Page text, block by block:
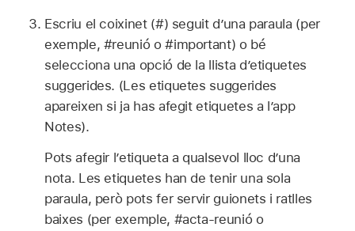
Escriu el coixinet (#) seguit d’una paraula (per
exemple, #reunió o #important) o bé
selecciona una opció de la llista d’etiquetes
suggerides. (Les etiquetes suggerides
apareixen si ja has afegit etiquetes a l’app
Notes).
Pots afegir l’etiqueta a qualsevol lloc d’una
nota. Les etiquetes han de tenir una sola
paraula, però pots fer servir guionets i ratlles
baixes (per exemple, #acta-reunió o